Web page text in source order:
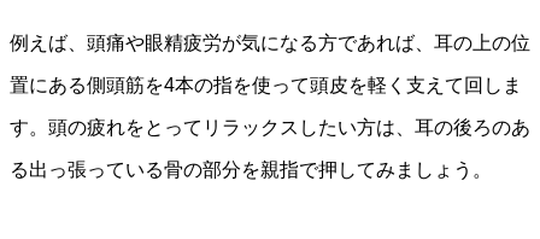
例えば、頭痛や眼精疲労が気になる方であれば、耳の上の位
置にある側頭筋を4本の指を使って頭皮を軽く支えて回しま
す。頭の疲れをとってリラックスしたい方は、耳の後ろのあ
る出っ張っている骨の部分を親指で押してみましょう。